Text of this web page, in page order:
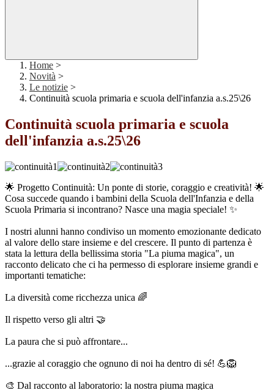
Home >
Novità >
Le notizie >
Continuità scuola primaria e scuola dell'infanzia a.s.25\26
Continuità scuola primaria e scuola
dell'infanzia a.s.25\26
🌟 Progetto Continuità: Un ponte di storie, coraggio e creatività! 🌟
Cosa succede quando i bambini della Scuola dell'Infanzia e della
Scuola Primaria si incontrano? Nasce una magia speciale! ✨
I nostri alunni hanno condiviso un momento emozionante dedicato
al valore dello stare insieme e del crescere. Il punto di partenza è
stata la lettura della bellissima storia "La piuma magica", un
racconto delicato che ci ha permesso di esplorare insieme grandi e
importanti tematiche:
La diversità come ricchezza unica 🌈
Il rispetto verso gli altri 🤝
La paura che si può affrontare...
...grazie al coraggio che ognuno di noi ha dentro di sé! 💪🦁
🎨 Dal racconto al laboratorio: la nostra piuma magica